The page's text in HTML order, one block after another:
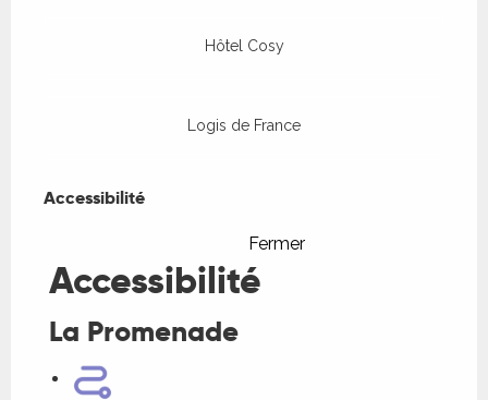
Hôtel Cosy
Logis de France
Accessibilité
Fermer
Accessibilité
La Promenade